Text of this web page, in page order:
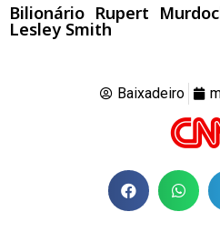
Bilionário Rupert
Lesley Smith
Baixadeiro